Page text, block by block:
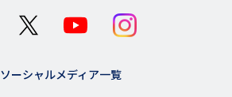
ソーシャルメディア一覧